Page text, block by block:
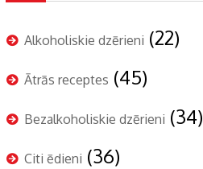
Alkoholiskie dzērieni (22)
Ātrās receptes (45)
Bezalkoholiskie dzērieni (34)
Citi ēdieni (36)